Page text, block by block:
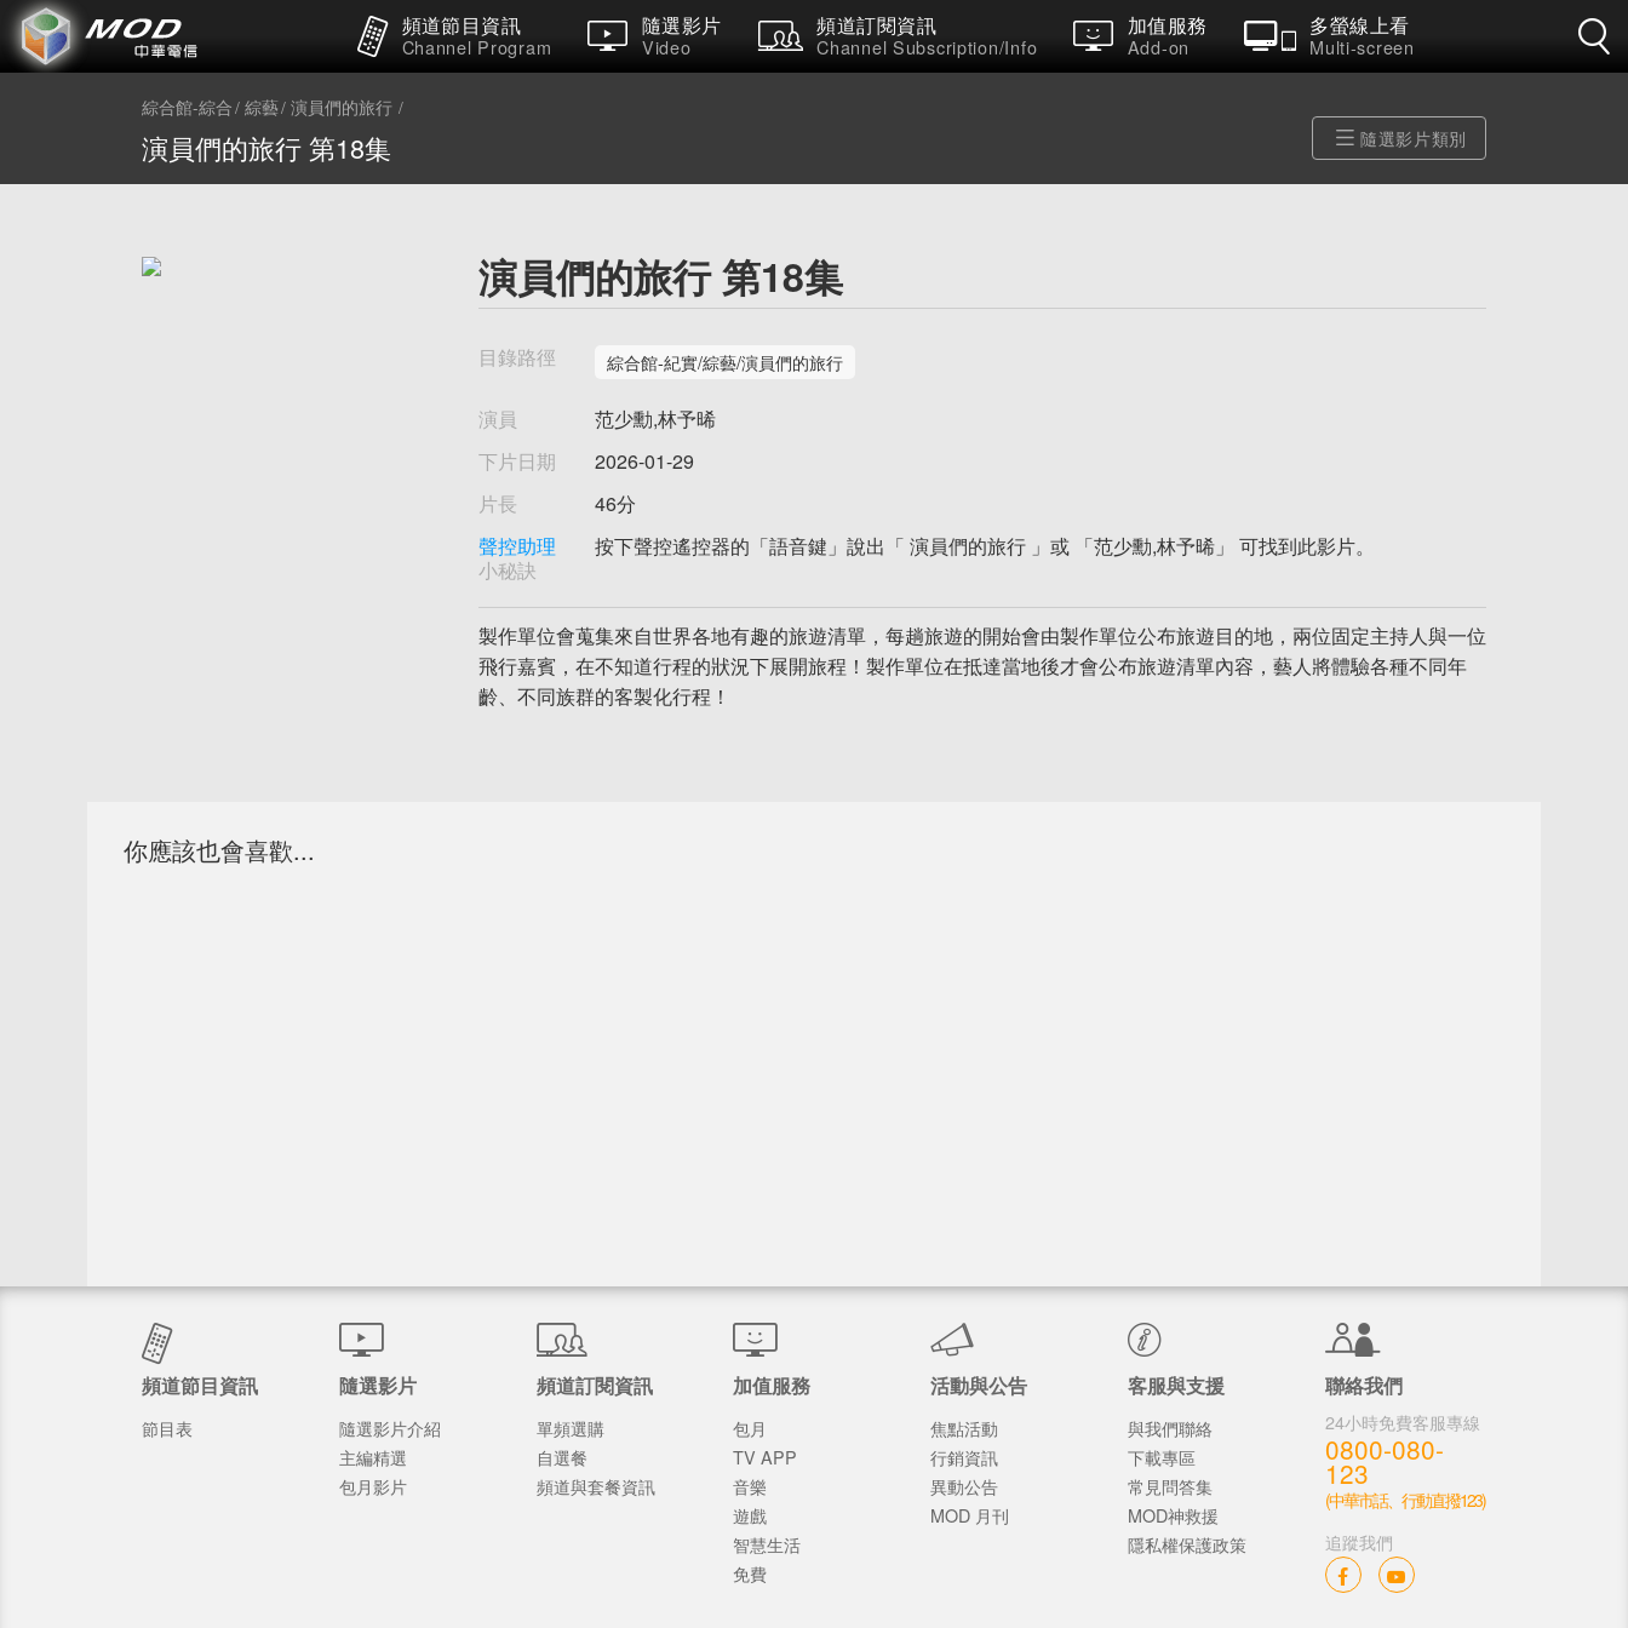
頻道節目資訊
Channel Program
隨選影片
Video
頻道訂閱資訊
Channel Subscription/Info
加值服務
Add-on
多螢線上看
Multi-screen
綜合館-綜合 綜藝 演員們的旅行
演員們的旅行 第18集 隨選影片類別
演員們的旅行 第18集
目錄路徑 綜合館-紀實/綜藝/演員們的旅行
演員
范少勳,林予晞
下片日期
2026-01-29
片長
46分
聲控助理
小秘訣
按下聲控遙控器的「語音鍵」說出「 演員們的旅行 」或 「范少勳,林予晞」 可找到此影片。
製作單位會蒐集來自世界各地有趣的旅遊清單，每趟旅遊的開始會由製作單位公布旅遊目的地，兩位固定主持人與一位
飛行嘉賓，在不知道行程的狀況下展開旅程！製作單位在抵達當地後才會公布旅遊清單內容，藝人將體驗各種不同年
齡、不同族群的客製化行程！
你應該也會喜歡...
頻道節目資訊
節目表
隨選影片
隨選影片介紹
主編精選
包月影片
頻道訂閱資訊
單頻選購
自選餐
頻道與套餐資訊
加值服務
包月
TV APP
音樂
遊戲
智慧生活
免費
活動與公告
焦點活動
行銷資訊
異動公告
MOD 月刊
客服與支援
與我們聯絡
下載專區
常見問答集
MOD神救援
隱私權保護政策
聯絡我們
24小時免費客服專線
0800-080-
123
(中華市話、行動直撥123)
追蹤我們